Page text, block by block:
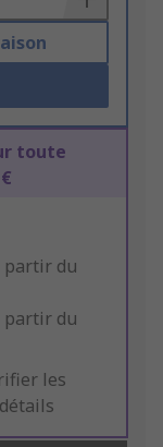
toute
partir du
partir du
les